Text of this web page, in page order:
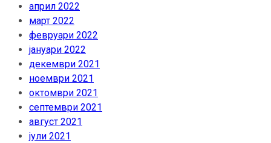
април 2022
март 2022
февруари 2022
јануари 2022
декември 2021
ноември 2021
октомври 2021
септември 2021
август 2021
јули 2021